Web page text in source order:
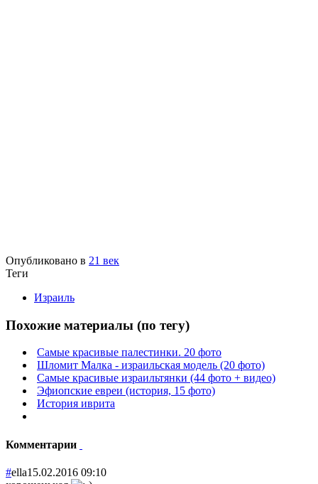
Опубликовано в 21 век
Теги
Израиль
Похожие материалы (по тегу)
Самые красивые палестинки. 20 фото
Шломит Малка - израильская модель (20 фото)
Самые красивые израильтянки (44 фото + видео)
Эфиопские евреи (история, 15 фото)
История иврита
Комментарии
#ella15.02.2016 09:10